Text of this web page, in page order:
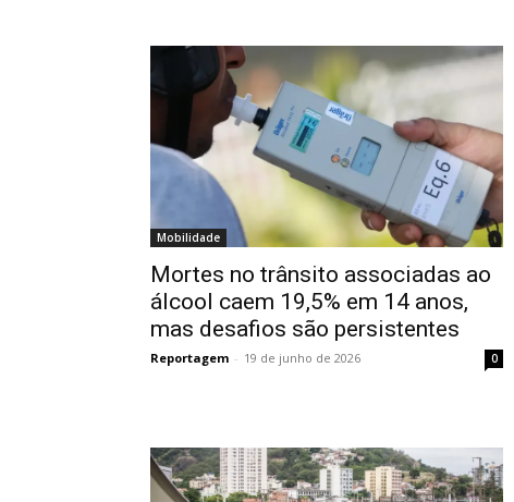
Mobilidade
Mortes no trânsito associadas ao
álcool caem 19,5% em 14 anos,
mas desafios são persistentes
Reportagem - 19 de junho de 2026 0